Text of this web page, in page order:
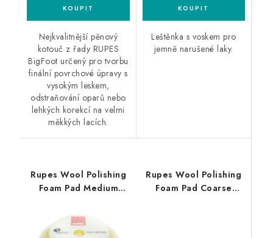
Nejkvalitnější pěnový
kotouč z řady RUPES
BigFoot určený pro tvorbu
finální povrchové úpravy s
vysokým leskem,
odstraňování oparů nebo
lehkých korekcí na velmi
měkkých lacích.
Leštěnka s voskem pro
jemně narušené laky.
Rupes Wool Polishing
Foam Pad Medium
kotouč
Rupes Wool Polishing
Foam Pad Coarse